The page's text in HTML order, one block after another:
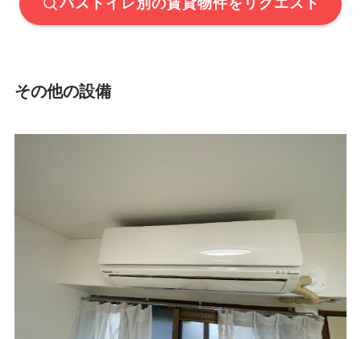
バストイレ別の賃貸物件をリクエスト
その他の設備